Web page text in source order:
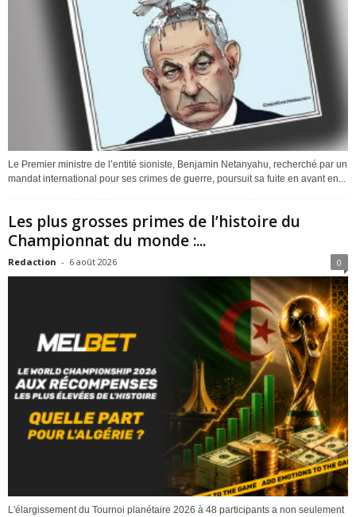
Le Premier ministre de l’entité sioniste, Benjamin Netanyahu, recherché par un
mandat international pour ses crimes de guerre, poursuit sa fuite en avant en...
Les plus grosses primes de l’histoire du
Championnat du monde :...
Redaction - 6 août 2026 0
L'élargissement du Tournoi planétaire 2026 à 48 participants a non seulement